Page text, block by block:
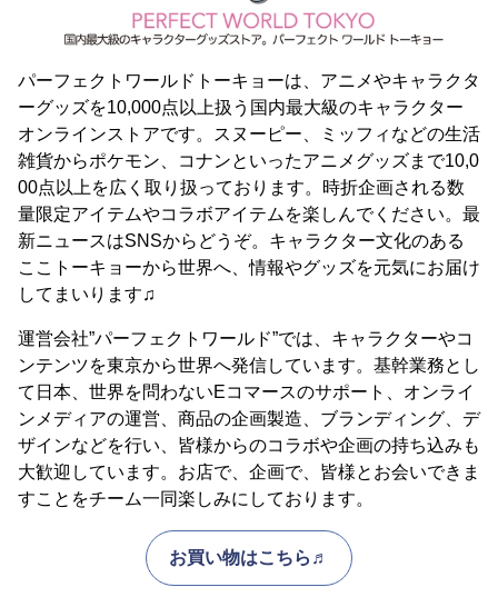
パーフェクトワールドトーキョーは、アニメやキャラクタ
ーグッズを10,000点以上扱う国内最大級のキャラクター
オンラインストアです。スヌーピー、ミッフィなどの生活
雑貨からポケモン、コナンといったアニメグッズまで10,0
00点以上を広く取り扱っております。時折企画される数
量限定アイテムやコラボアイテムを楽しんでください。最
新ニュースはSNSからどうぞ。キャラクター文化のある
ここトーキョーから世界へ、情報やグッズを元気にお届け
してまいります♫
運営会社”パーフェクトワールド”では、キャラクターやコ
ンテンツを東京から世界へ発信しています。基幹業務とし
て日本、世界を問わないEコマースのサポート、オンライ
ンメディアの運営、商品の企画製造、ブランディング、デ
ザインなどを行い、皆様からのコラボや企画の持ち込みも
大歓迎しています。お店で、企画で、皆様とお会いできま
すことをチーム一同楽しみにしております。
お買い物はこちら♬